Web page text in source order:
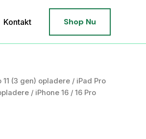
Kontakt Shop Nu
11 (3 gen) opladere / iPad Pro
/ iPhone 16 / 16 Pro